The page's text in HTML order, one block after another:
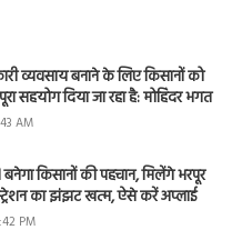
व्यवसाय बनाने के लिए किसानों को
सहयोग दिया जा रहा है: मोहिंदर भगत
AM
किसानों की पहचान, मिलेंगे भरपूर
का झंझट खत्म, ऐसे करें अप्लाई
PM